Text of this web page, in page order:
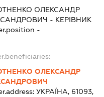
ОЛЕКСАНДР
- КЕРІВНИК
-
ОЛЕКСАНДР
УКРАЇНА, 61093,